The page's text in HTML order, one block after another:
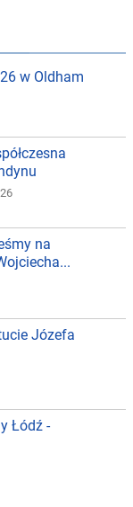
w Oldham
na
Józefa
Łódź -